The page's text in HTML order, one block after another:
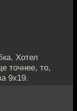
Хотел
точнее, то,
9х19.